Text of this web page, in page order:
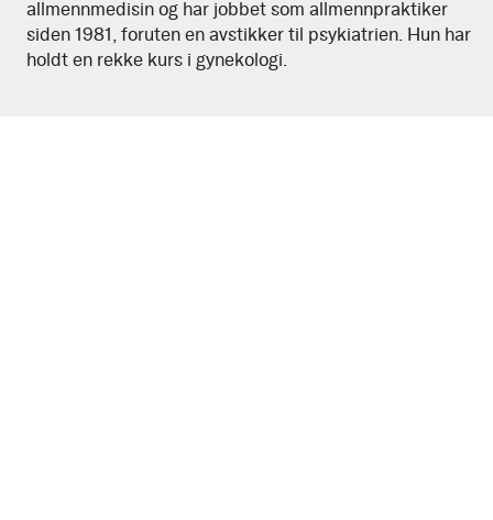
Beate
Gudim
allmennmedisin og har jobbet som allmennpraktiker
siden 1981, foruten en avstikker til psykiatrien. Hun har
holdt en rekke kurs i gynekologi.